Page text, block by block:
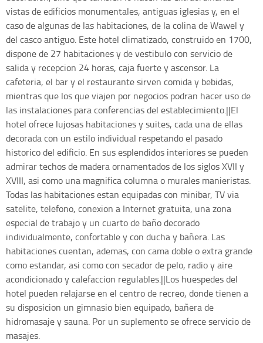
vistas de edificios monumentales, antiguas iglesias y, en el
caso de algunas de las habitaciones, de la colina de Wawel y
del casco antiguo. Este hotel climatizado, construido en 1700,
dispone de 27 habitaciones y de vestibulo con servicio de
salida y recepcion 24 horas, caja fuerte y ascensor. La
cafeteria, el bar y el restaurante sirven comida y bebidas,
mientras que los que viajen por negocios podran hacer uso de
las instalaciones para conferencias del establecimiento.||El
hotel ofrece lujosas habitaciones y suites, cada una de ellas
decorada con un estilo individual respetando el pasado
historico del edificio. En sus esplendidos interiores se pueden
admirar techos de madera ornamentados de los siglos XVII y
XVIII, asi como una magnifica columna o murales manieristas.
Todas las habitaciones estan equipadas con minibar, TV via
satelite, telefono, conexion a Internet gratuita, una zona
especial de trabajo y un cuarto de baño decorado
individualmente, confortable y con ducha y bañera. Las
habitaciones cuentan, ademas, con cama doble o extra grande
como estandar, asi como con secador de pelo, radio y aire
acondicionado y calefaccion regulables.||Los huespedes del
hotel pueden relajarse en el centro de recreo, donde tienen a
su disposicion un gimnasio bien equipado, bañera de
hidromasaje y sauna. Por un suplemento se ofrece servicio de
masajes.